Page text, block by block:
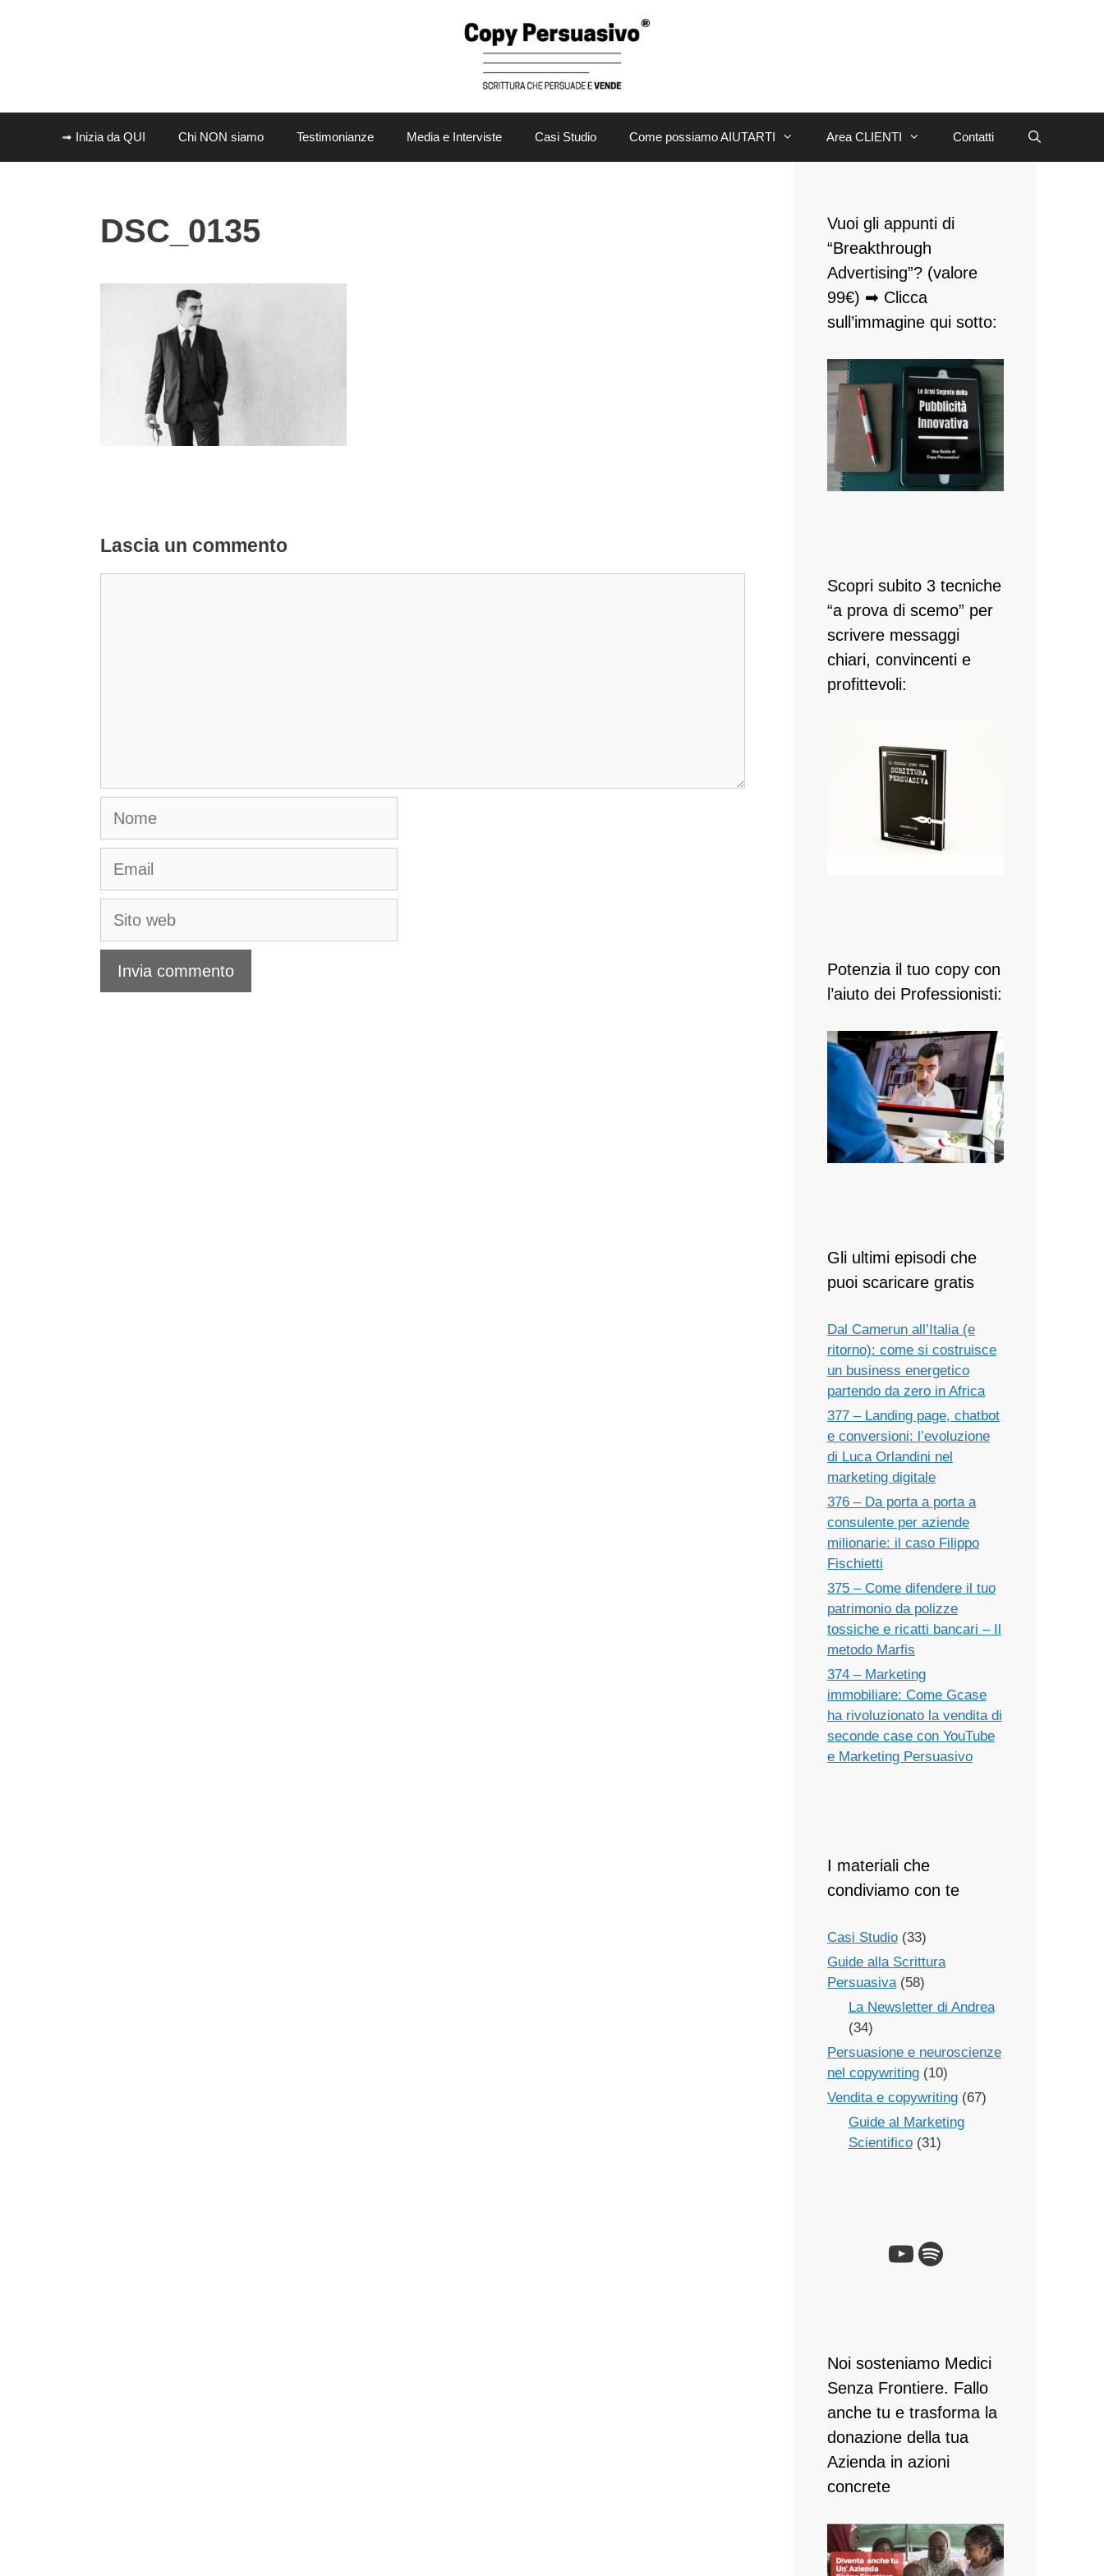
➟ Inizia da QUI Chi NON siamo Testimonianze Media e Interviste Casi Studio Come possiamo AIUTARTI Area CLIENTI Contatti
DSC_0135
Lascia un commento
Nome
Email
Sito
Vuoi gli appunti di
“Breakthrough
Advertising”? (valore
99€) ➡ Clicca
sull’immagine qui sotto:
Scopri subito 3 tecniche
“a prova di scemo” per
scrivere messaggi
chiari, convincenti e
profittevoli:
Potenzia il tuo copy con
l’aiuto dei Professionisti:
Gli ultimi episodi che
puoi scaricare gratis
Dal Camerun all’Italia (e
ritorno): come si costruisce
un business energetico
partendo da zero in Africa
377 – Landing page, chatbot
e conversioni: l’evoluzione
di Luca Orlandini nel
marketing digitale
376 – Da porta a porta a
consulente per aziende
milionarie: il caso Filippo
Fischietti
375 – Come difendere il tuo
patrimonio da polizze
tossiche e ricatti bancari – Il
metodo Marfis
374 – Marketing
immobiliare: Come Gcase
ha rivoluzionato la vendita di
seconde case con YouTube
e Marketing Persuasivo
I materiali che
condiviamo con te
Casi Studio (33)
Guide alla Scrittura
Persuasiva(58)
La Newsletter di Andrea
(34)
Persuasione e neuroscienze
nel copywriting (10)
Vendita e copywriting (67)
Guide al Marketing
Scientifico(31)
YouTube
Spotify
Noi sosteniamo Medici
Senza Frontiere. Fallo
anche tu e ​trasforma la
donazione della tua
Azienda in azioni
concrete